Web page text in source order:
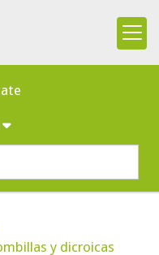
y dicroicas